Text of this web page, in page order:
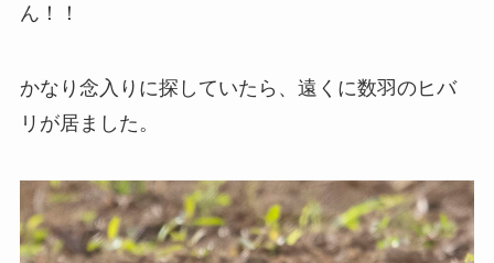
ん！！
かなり念入りに探していたら、遠くに数羽のヒバ
リが居ました。